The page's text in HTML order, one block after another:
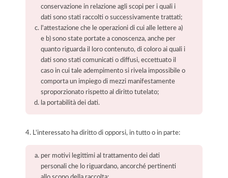
conservazione in relazione agli scopi per i quali i
dati sono stati raccolti o successivamente trattati;
l'attestazione che le operazioni di cui alle lettere a)
e b) sono state portate a conoscenza, anche per
quanto riguarda il loro contenuto, di coloro ai quali i
dati sono stati comunicati o diffusi, eccettuato il
caso in cui tale adempimento si rivela impossibile o
comporta un impiego di mezzi manifestamente
sproporzionato rispetto al diritto tutelato;
la portabilità dei dati.
4. L'interessato ha diritto di opporsi, in tutto o in parte:
per motivi legittimi al trattamento dei dati
personali che lo riguardano, ancorché pertinenti